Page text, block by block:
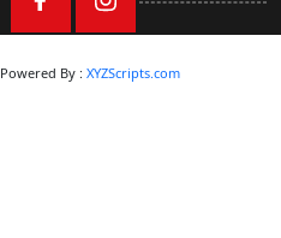
Powered By : XYZScripts.com